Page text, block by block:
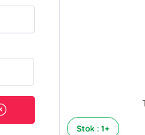
Stok : 1+